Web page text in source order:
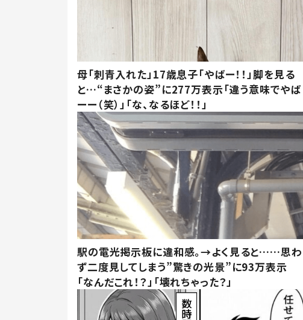
母「刺青入れた」17歳息子「やばー！！」脚を見る
と…“まさかの姿”に277万表示「違う意味でやば
ーー（笑）」「な、なるほど！！」
駅の電光掲示板に違和感。→よく見ると……思わ
ず二度見してしまう”驚きの光景”に93万表示
「なんだこれ！？」「壊れちゃった？」